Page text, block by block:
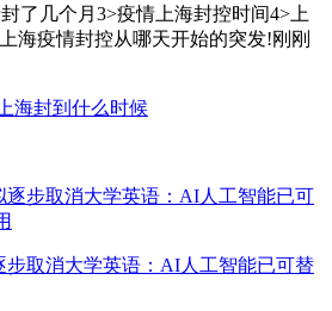
了几个月3˃疫情上海封控时间4˃上
海疫情封控从哪天开始的突发!刚刚
上海封到什么时候
步取消大学英语：AI人工智能已可替